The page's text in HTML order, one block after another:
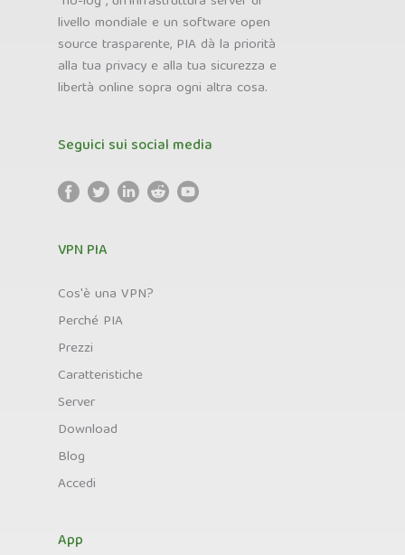
livello mondiale e un software open
source trasparente, PIA dà la priorità
alla tua privacy e alla tua sicurezza e
libertà online sopra ogni altra cosa.
Seguici sui social media
VPN PIA
Cos'è una VPN?
Perché PIA
Prezzi
Caratteristiche
Server
Download
Blog
Accedi
App